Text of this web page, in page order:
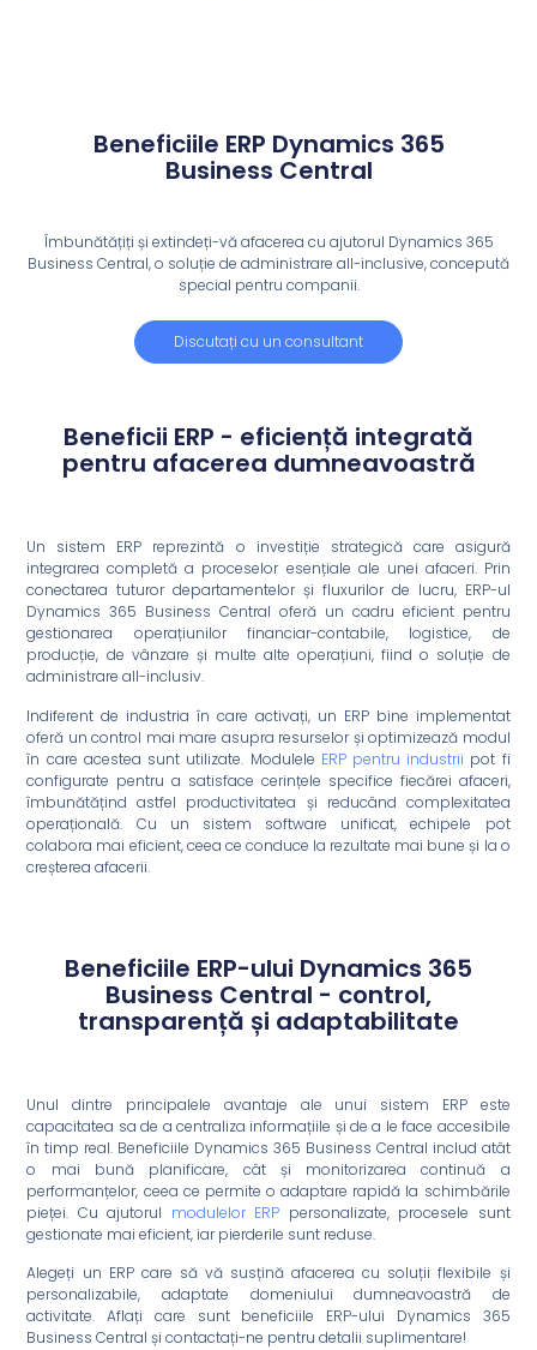
Beneficiile ERP Dynamics 365
Business Central
Îmbunătățiți și extindeți-vă afacerea cu ajutorul Dynamics 365
Business Central, o soluție de administrare all-inclusive, concepută
special pentru companii.
Discutați cu un consultant
Beneficii ERP - eficiență integrată
pentru afacerea dumneavoastră
Un sistem ERP reprezintă o investiție strategică care asigură
integrarea completă a proceselor esențiale ale unei afaceri. Prin
conectarea tuturor departamentelor și fluxurilor de lucru, ERP-ul
Dynamics 365 Business Central oferă un cadru eficient pentru
gestionarea operațiunilor financiar-contabile, logistice, de
producție, de vânzare și multe alte operațiuni, fiind o soluție de
administrare all-inclusiv.
Indiferent de industria în care activați, un ERP bine implementat
oferă un control mai mare asupra resurselor și optimizează modul
în care acestea sunt utilizate. Modulele ERP pentru industrii pot fi
configurate pentru a satisface cerințele specifice fiecărei afaceri,
îmbunătățind astfel productivitatea și reducând complexitatea
operațională. Cu un sistem software unificat, echipele pot
colabora mai eficient, ceea ce conduce la rezultate mai bune și la o
creșterea afacerii.
Beneficiile ERP-ului Dynamics 365
Business Central - control,
transparență și adaptabilitate
Unul dintre principalele avantaje ale unui sistem ERP este
capacitatea sa de a centraliza informațiile și de a le face accesibile
în timp real. Beneficiile Dynamics 365 Business Central includ atât
o mai bună planificare, cât și monitorizarea continuă a
performanțelor, ceea ce permite o adaptare rapidă la schimbările
pieței. Cu ajutorul modulelor ERP personalizate, procesele sunt
gestionate mai eficient, iar pierderile sunt reduse.
Alegeți un ERP care să vă susțină afacerea cu soluții flexibile și
personalizabile, adaptate domeniului dumneavoastră de
activitate. Aflați care sunt beneficiile ERP-ului Dynamics 365
Business Central și contactați-ne pentru detalii suplimentare!